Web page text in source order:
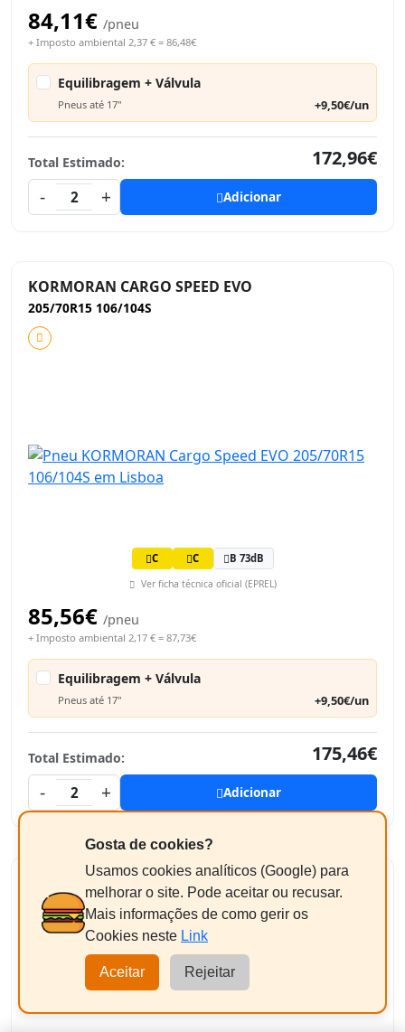
84,11€ /pneu
+ Imposto ambiental 2,37 € = 86,48€
Equilibragem + Válvula
Pneus até 17" +9,50€/un
Total Estimado:
172,96€
-
2 + Adicionar
KORMORAN CARGO SPEED EVO
205/70R15 106/104S
C C B 73dB
Ver ficha técnica oficial (EPREL)
85,56€ /pneu
+ Imposto ambiental 2,17 € = 87,73€
Equilibragem + Válvula
Pneus até 17" +9,50€/un
Total Estimado:
175,46€
-
2 + Adicionar
MICHELIN AGILIS 3
205/70R15 106/104R
Gosta de cookies?
Usamos cookies analíticos (Google) para
melhorar o site. Pode aceitar ou recusar.
Mais informações de como gerir os
Cookies neste Link
Aceitar Rejeitar